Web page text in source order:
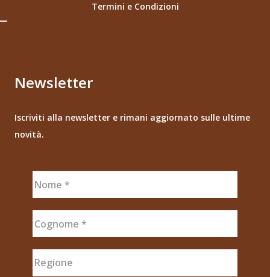
Termini e Condizioni
Newsletter
Iscriviti alla newsletter e rimani aggiornato sulle ultime
novità.